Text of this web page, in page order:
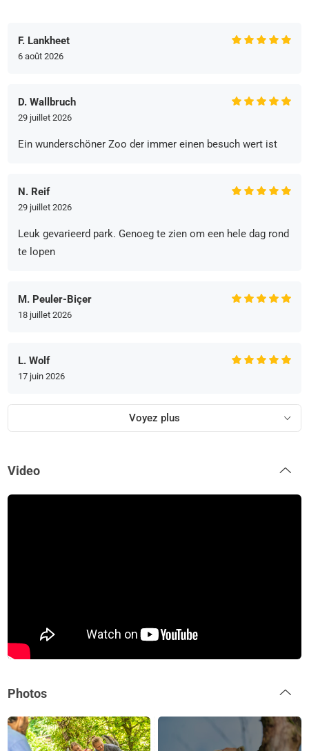
F. Lankheet
6 août 2026
D. Wallbruch
29 juillet 2026
Ein wunderschöner Zoo der immer einen besuch wert ist
N. Reif
29 juillet 2026
Leuk gevarieerd park. Genoeg te zien om een hele dag rond
te lopen
M. Peuler-Biçer
18 juillet 2026
L. Wolf
17 juin 2026
Voyez plus
Video
Photos